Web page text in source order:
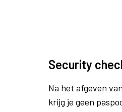
Security
Na het afgeven
krijg je geen